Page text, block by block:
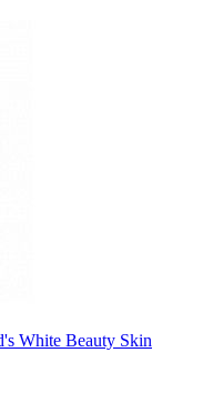
White Beauty Skin